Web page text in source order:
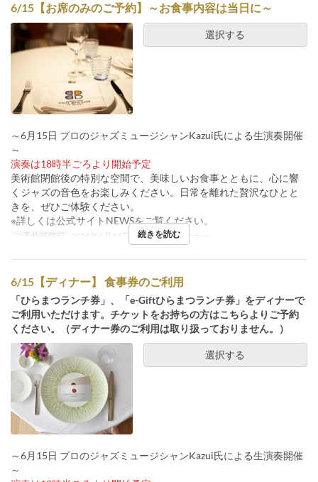
6/15【お席のみのご予約】～お食事内容は当日に～
選択する
～6月15日 プロのジャズミュージシャンKazui氏による生演奏開催
～
演奏は18時半ごろより開始予定
美術館閉館後の特別な空間で、美味しいお食事とともに、心に響
くジャズの音色をお楽しみください。日常を離れた贅沢なひとと
きを、ぜひご体験ください。
※詳しくは公式サイトNEWSをご覧ください。
ご予約可能日 2025年6月15日 食事時間 ディナー
続きを読む
6/15【ディナー】 食事券のご利用
「ひらまつランチ券」、「e-Giftひらまつランチ券」をディナーで
ご利用いただけます。チケットをお持ちの方はこちらよりご予約
ください。（ディナー券のご利用は取り扱っておりません。）
選択する
～6月15日 プロのジャズミュージシャンKazui氏による生演奏開催
～